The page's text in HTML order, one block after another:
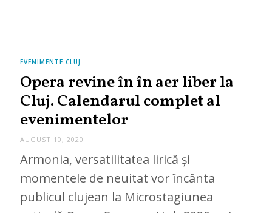
EVENIMENTE CLUJ
Opera revine în în aer liber la
Cluj. Calendarul complet al
evenimentelor
AUGUST 10, 2020
Armonia, versatilitatea lirică și
momentele de neuitat vor încânta
publicul clujean la Microstagiunea